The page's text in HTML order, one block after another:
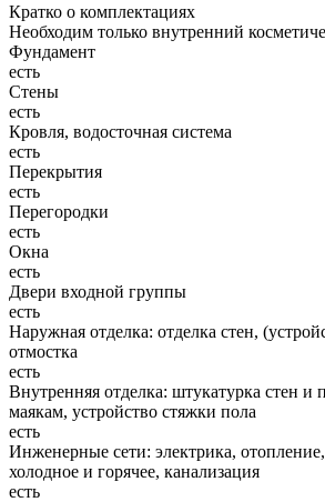
Кратко о комплектациях
Необходим только внутренний
Фундамент
есть
Стены
есть
Кровля, водосточная система
есть
Перекрытия
есть
Перегородки
есть
Окна
есть
Двери входной группы
есть
Наружная отделка: отделка стен,
отмостка
есть
Внутренняя отделка: штукатурка стен и
маякам, устройство стяжки пола
есть
Инженерные сети: электрика,
холодное и горячее, канализация
есть